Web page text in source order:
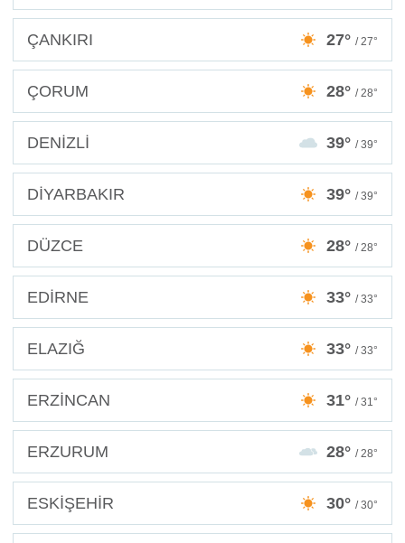
ÇANKIRI 27° / 27°
ÇORUM 28° / 28°
DENİZLİ 39° / 39°
DİYARBAKIR 39° / 39°
DÜZCE 28° / 28°
EDİRNE 33° / 33°
ELAZIĞ 33° / 33°
ERZİNCAN 31° / 31°
ERZURUM 28° / 28°
ESKİŞEHİR 30° / 30°